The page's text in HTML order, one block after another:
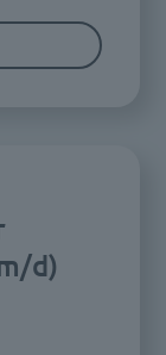
d)